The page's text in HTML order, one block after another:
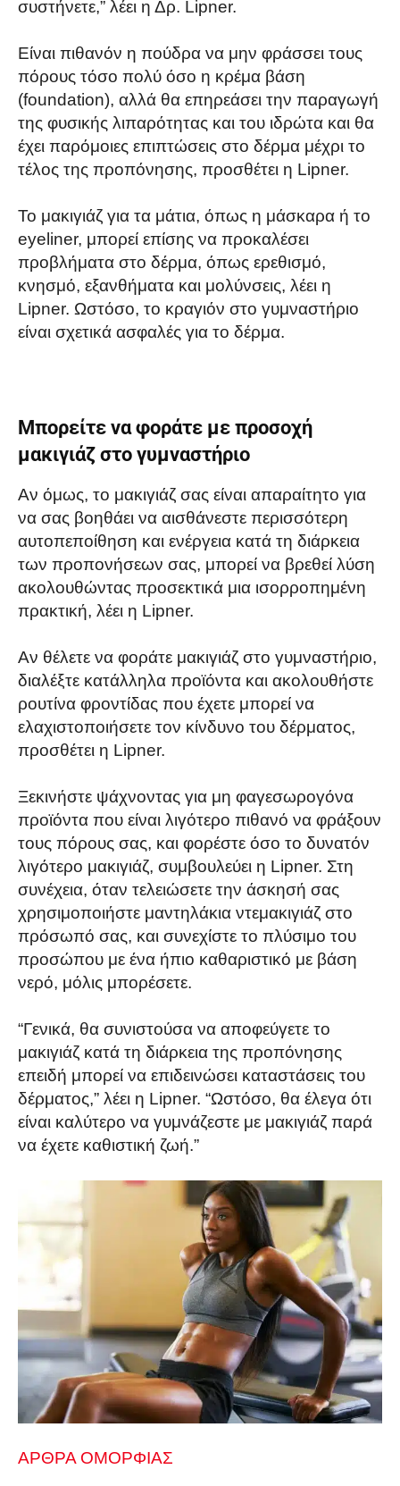
συστήνετε,” λέει η Δρ. Lipner.
Είναι πιθανόν η πούδρα να μην φράσσει τους
πόρους τόσο πολύ όσο η κρέμα βάση
(foundation), αλλά θα επηρεάσει την παραγωγή
της φυσικής λιπαρότητας και του ιδρώτα και θα
έχει παρόμοιες επιπτώσεις στο δέρμα μέχρι το
τέλος της προπόνησης, προσθέτει η Lipner.
Το μακιγιάζ για τα μάτια, όπως η μάσκαρα ή το
eyeliner, μπορεί επίσης να προκαλέσει
προβλήματα στο δέρμα, όπως ερεθισμό,
κνησμό, εξανθήματα και μολύνσεις, λέει η
Lipner. Ωστόσο, το κραγιόν στο γυμναστήριο
είναι σχετικά ασφαλές για το δέρμα.
Μπορείτε να φοράτε με προσοχή
μακιγιάζ στο γυμναστήριο
Αν όμως, το μακιγιάζ σας είναι απαραίτητο για
να σας βοηθάει να αισθάνεστε περισσότερη
αυτοπεποίθηση και ενέργεια κατά τη διάρκεια
των προπονήσεων σας, μπορεί να βρεθεί λύση
ακολουθώντας προσεκτικά μια ισορροπημένη
πρακτική, λέει η Lipner.
Αν θέλετε να φοράτε μακιγιάζ στο γυμναστήριο,
διαλέξτε κατάλληλα προϊόντα και ακολουθήστε
ρουτίνα φροντίδας που έχετε μπορεί να
ελαχιστοποιήσετε τον κίνδυνο του δέρματος,
προσθέτει η Lipner.
Ξεκινήστε ψάχνοντας για μη φαγεσωρογόνα
προϊόντα που είναι λιγότερο πιθανό να φράξουν
τους πόρους σας, και φορέστε όσο το δυνατόν
λιγότερο μακιγιάζ, συμβουλεύει η Lipner. Στη
συνέχεια, όταν τελειώσετε την άσκησή σας
χρησιμοποιήστε μαντηλάκια ντεμακιγιάζ στο
πρόσωπό σας, και συνεχίστε το πλύσιμο του
προσώπου με ένα ήπιο καθαριστικό με βάση
νερό, μόλις μπορέσετε.
“Γενικά, θα συνιστούσα να αποφεύγετε το
μακιγιάζ κατά τη διάρκεια της προπόνησης
επειδή μπορεί να επιδεινώσει καταστάσεις του
δέρματος,” λέει η Lipner. “Ωστόσο, θα έλεγα ότι
είναι καλύτερο να γυμνάζεστε με μακιγιάζ παρά
να έχετε καθιστική ζωή.”
ΑΡΘΡΑ ΟΜΟΡΦΙΑΣ